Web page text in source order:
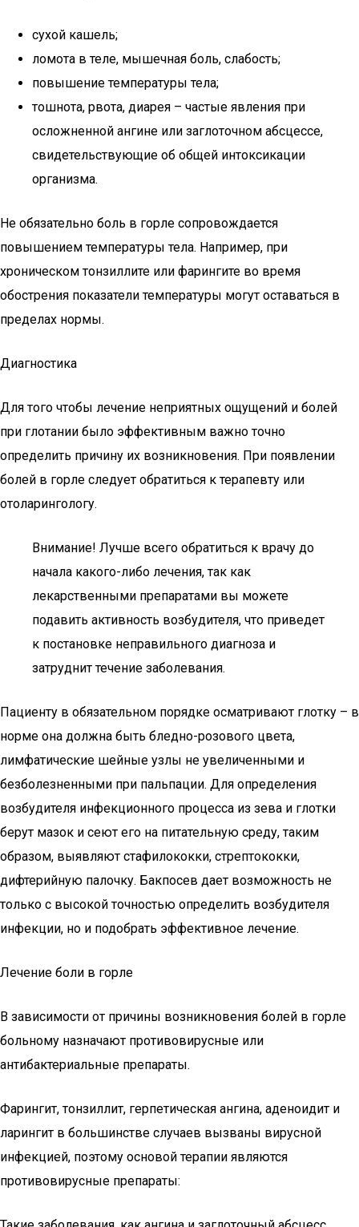
сухой кашель;
ломота в теле, мышечная боль, слабость;
повышение температуры тела;
тошнота, рвота, диарея – частые явления при
осложненной ангине или заглоточном абсцессе,
свидетельствующие об общей интоксикации
организма.
Не обязательно боль в горле сопровождается
повышением температуры тела. Например, при
хроническом тонзиллите или фарингите во время
обострения показатели температуры могут оставаться в
пределах нормы.
Диагностика
Для того чтобы лечение неприятных ощущений и болей
при глотании было эффективным важно точно
определить причину их возникновения. При появлении
болей в горле следует обратиться к терапевту или
отоларингологу.
Внимание! Лучше всего обратиться к врачу до
начала какого-либо лечения, так как
лекарственными препаратами вы можете
подавить активность возбудителя, что приведет
к постановке неправильного диагноза и
затруднит течение заболевания.
Пациенту в обязательном порядке осматривают глотку – в
норме она должна быть бледно-розового цвета,
лимфатические шейные узлы не увеличенными и
безболезненными при пальпации. Для определения
возбудителя инфекционного процесса из зева и глотки
берут мазок и сеют его на питательную среду, таким
образом, выявляют стафилококки, стрептококки,
дифтерийную палочку. Бакпосев дает возможность не
только с высокой точностью определить возбудителя
инфекции, но и подобрать эффективное лечение.
Лечение боли в горле
В зависимости от причины возникновения болей в горле
больному назначают противовирусные или
антибактериальные препараты.
Фарингит, тонзиллит, герпетическая ангина, аденоидит и
ларингит в большинстве случаев вызваны вирусной
инфекцией, поэтому основой терапии являются
противовирусные препараты: